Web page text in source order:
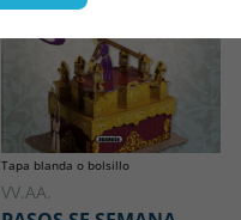
Tapa blanda o bolsillo
VV.AA.